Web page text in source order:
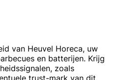
van Heuvel Horeca, uw
en batterijen. Krijg
zoals